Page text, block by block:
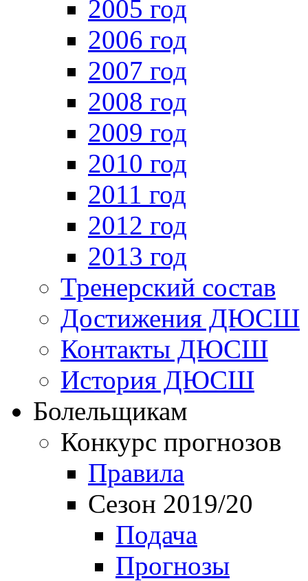
2005 год
2006 год
2007 год
2008 год
2009 год
2010 год
2011 год
2012 год
2013 год
Тренерский состав
Достижения ДЮСШ
Контакты ДЮСШ
История ДЮСШ
Болельщикам
Конкурс прогнозов
Правила
Сезон 2019/20
Подача
Прогнозы